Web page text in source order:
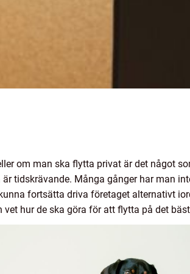
om man ska flytta privat är det något
tidskrävande. Många gånger har man
fortsätta driva företaget alternativt
hur de ska göra för att flytta på det